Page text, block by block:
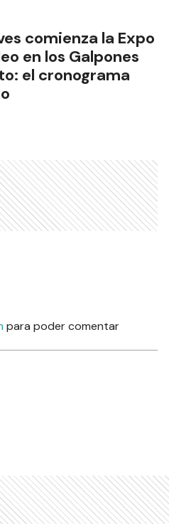
comienza la Expo
en los Galpones
el cronograma
para poder comentar